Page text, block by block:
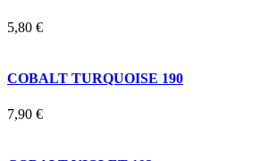
5,80 €
COBALT TURQUOISE 190
7,90 €